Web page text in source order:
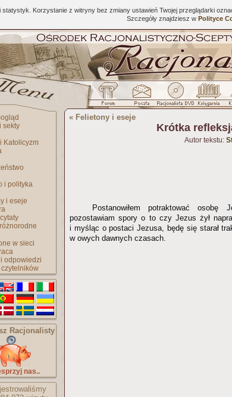
Korzystanie z witryny bez zmiany ustawień Twojej przeglądarki
Szczegóły znajdziesz w Polityce
sekty
i Katolicyzm
i polityka
i eseje
w sieci
odpowiedzi
czytelników
Racjonalisty
nas..
« Felietony i eseje
Krótka
Autor tekstu:
Postanowiłem potraktować
pozostawiam spory o to czy Jezus żył
i myśląc o postaci Jezusa, będę się starał
w owych dawnych czasach.